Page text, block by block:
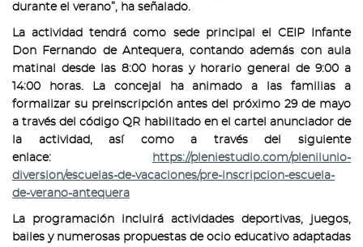
durante el verano”, ha señalado.
La actividad tendrá como sede principal el CEIP Infante
Don Fernando de Antequera, contando además con aula
matinal desde las 8:00 horas y horario general de 9:00 a
14:00 horas. La concejal ha animado a las familias a
formalizar su preinscripción antes del próximo 29 de mayo
a través del código QR habilitado en el cartel anunciador de
la actividad, así como a través del siguiente
enlace:
https://pleniestudio.com/plenilunio-
diversion/escuelas-de-vacaciones/pre-inscripcion-escuela-
de-verano-antequera
La programación incluirá actividades deportivas, juegos,
bailes y numerosas propuestas de ocio educativo adaptadas